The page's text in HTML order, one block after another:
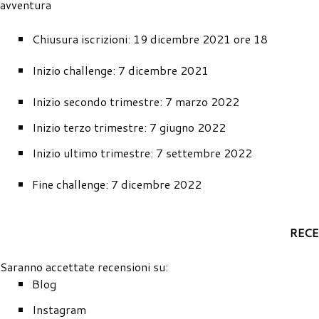
avventura
Chiusura iscrizioni: 19 dicembre 2021 ore 18
Inizio challenge: 7 dicembre 2021
Inizio secondo trimestre: 7 marzo 2022
Inizio terzo trimestre: 7 giugno 2022
Inizio ultimo trimestre: 7 settembre 2022
Fine challenge: 7 dicembre 2022
Saranno accettate recensioni su:
Blog
Instagram